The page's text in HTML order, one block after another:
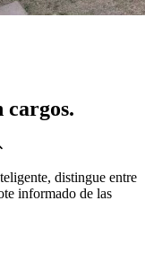
cargos.
distingue entre
informado de las